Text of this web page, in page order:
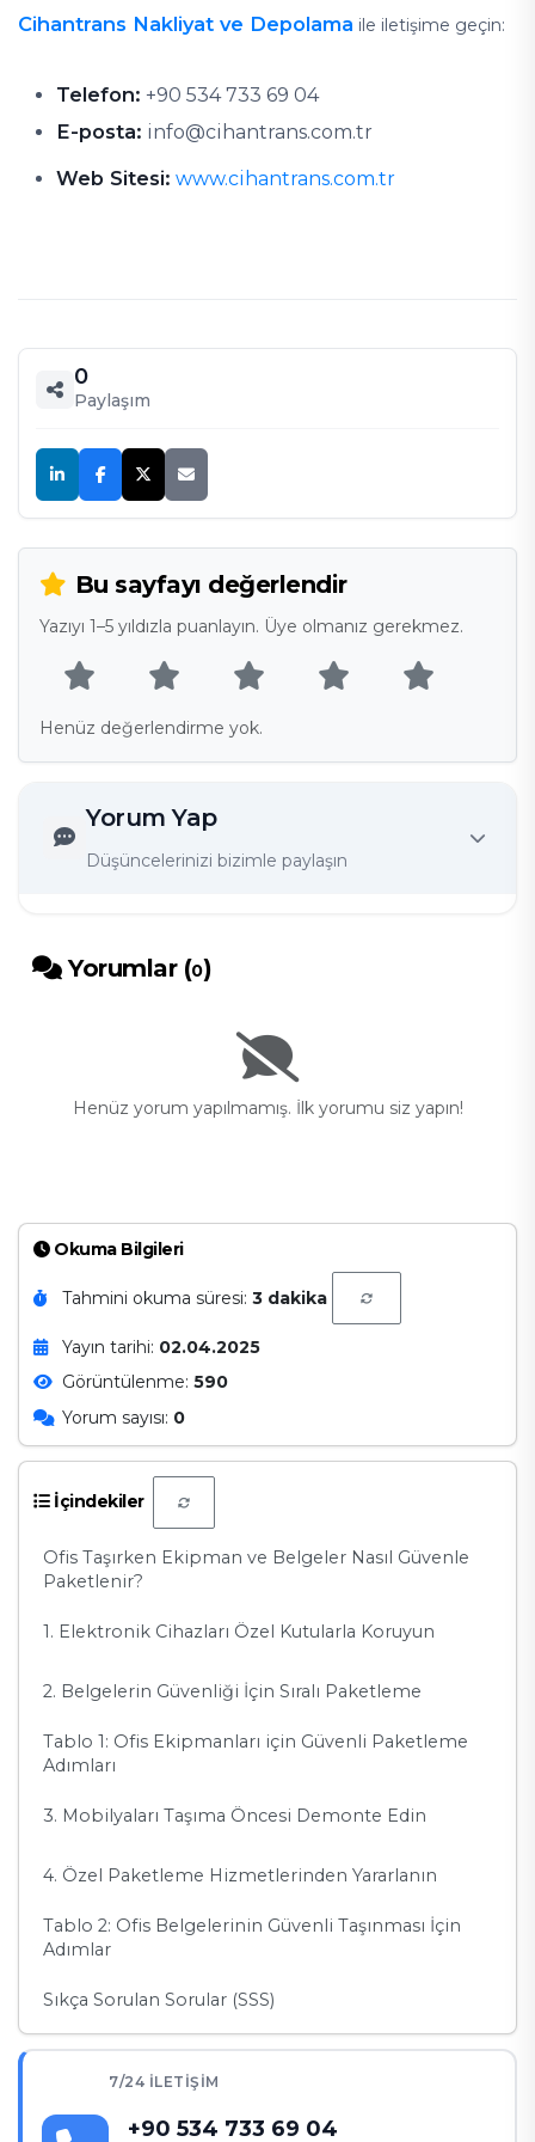
Okuma Bilgileri
Tahmini okuma süresi: 3 dakika
Yayın tarihi: 02.04.2025
Görüntülenme: 590
Yorum sayısı: 0
İçindekiler
Ofis Taşırken Ekipman ve Belgeler Nasıl Güvenle
Paketlenir?
1. Elektronik Cihazları Özel Kutularla Koruyun
2. Belgelerin Güvenliği İçin Sıralı Paketleme
Tablo 1: Ofis Ekipmanları için Güvenli Paketleme
Adımları
3. Mobilyaları Taşıma Öncesi Demonte Edin
4. Özel Paketleme Hizmetlerinden Yararlanın
Tablo 2: Ofis Belgelerinin Güvenli Taşınması İçin
Adımlar
Sıkça Sorulan Sorular (SSS)
1. Elektronik cihazları taşıma sırasında nasıl
koruyabilirim?
2. Belgeler taşıma sırasında nasıl düzenli bir şekilde
7/24 İLETIŞIM
+90 534 733 69 04
Cihantrans Nakliyat ve Depolama ile iletişime geçin:
Telefon: +90 534 733 69 04
E-posta: info@cihantrans.com.tr
Web Sitesi: www.cihantrans.com.tr
0
Paylaşım
Bu sayfayı değerlendir
Yazıyı 1–5 yıldızla puanlayın. Üye olmanız gerekmez.
Henüz değerlendirme yok.
Yorum Yap
Düşüncelerinizi bizimle paylaşın
Yorumlar (0)
Henüz yorum yapılmamış. İlk yorumu siz yapın!